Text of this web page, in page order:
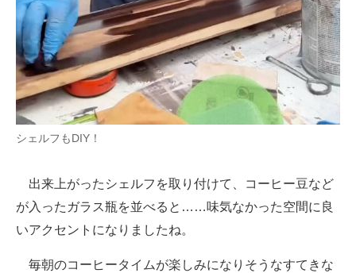
シェルフもDIY！
出来上がったシェルフを取り付けて、コーヒー豆など
が入ったガラス瓶を並べると……味気なかった空間に良
いアクセントになりましたね。
毎朝のコーヒータイムが楽しみになりそうなすてきな